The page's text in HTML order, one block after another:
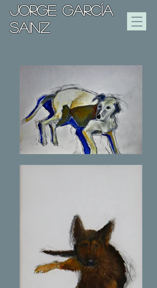
JORGE GARCÍA
SAINZ